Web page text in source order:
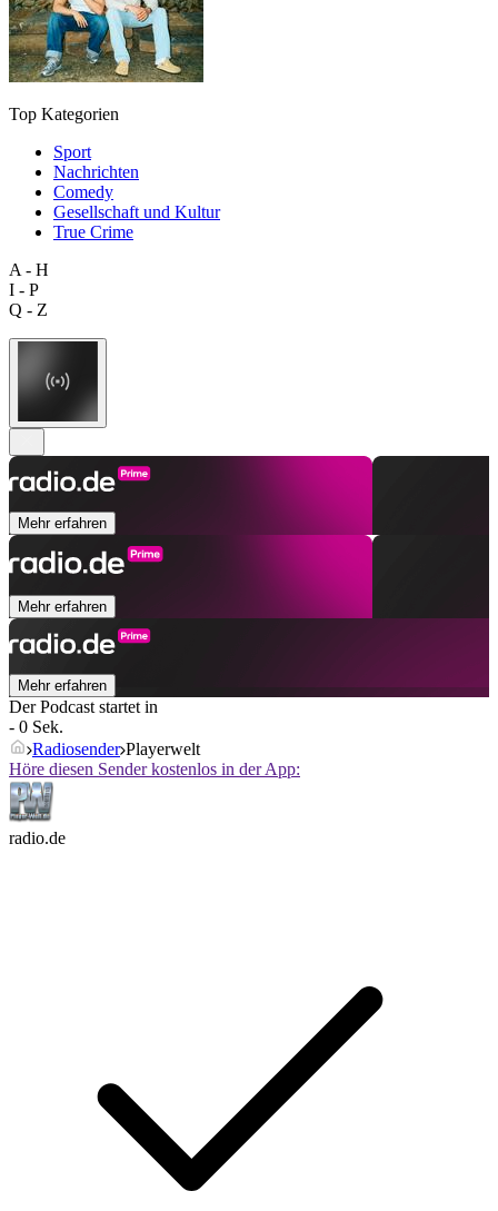
Top Kategorien
Sport
Nachrichten
Comedy
Gesellschaft und Kultur
True Crime
A - H
I - P
Q - Z
Mehr erfahren
Mehr erfahren
Mehr erfahren
Der Podcast startet in
- 0 Sek.
Radiosender Playerwelt
Höre diesen Sender kostenlos in der App:
radio.de